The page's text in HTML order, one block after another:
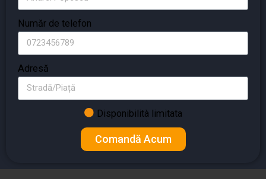
Număr de telefon
Adresă
Disponibilità limitata
Comandă Acum